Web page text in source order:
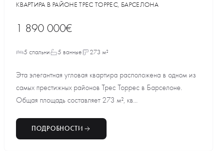
КВАРТИРА В РАЙОНЕ ТРЕС ТОРРЕС, БАРСЕЛОНА
1 890 000€
5 спальни 5 ванные 273 м²
Эта элегантная угловая квартира расположена в одном из
самых престижных районов Трес Торрес в Барселоне.
Общая площадь составляет 273 м², кв...
ПОДРОБНОСТИ